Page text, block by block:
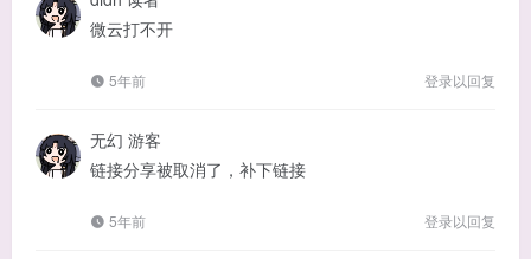
微云打不开
5年前 登录以回复
无幻 游客
链接分享被取消了，补下链接
5年前 登录以回复